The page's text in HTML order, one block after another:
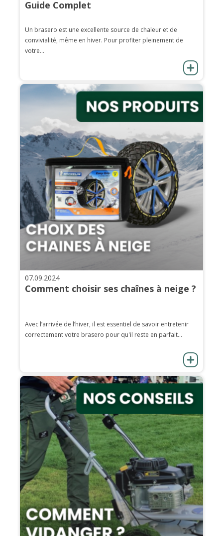
Guide Complet
Un brasero est une excellente source de chaleur et de
convivialité, même en hiver. Pour profiter pleinement de
votre...
07.09.2024
Comment choisir ses chaînes à neige ?
Avec l’arrivée de l’hiver, il est essentiel de savoir entretenir
correctement votre brasero pour qu'il reste en parfait...